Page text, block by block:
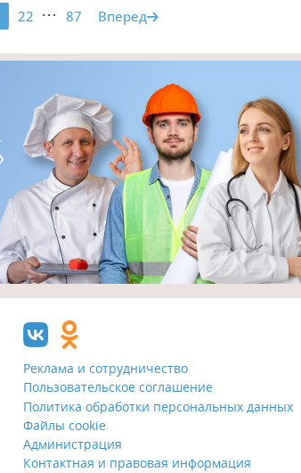
22 ... 87 Вперед
Реклама и сотрудничество
Пользовательское соглашение
Политика обработки персональных данных
Файлы cookie
Администрация
Контактная и правовая информация